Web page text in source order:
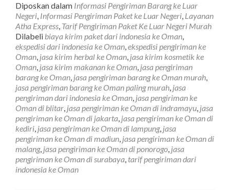
about
Jasa
Pengiriman
Barang
ke
Oman
Tarif
Paling
Murah
Diposkan dalam Informasi Pengiriman Barang ke Luar
Negeri, Informasi Pengiriman Paket ke Luar Negeri, Layanan
Atha Express, Tarif Pengiriman Paket Ke Luar Negeri Murah
Dilabeli biaya kirim paket dari indonesia ke Oman,
ekspedisi dari indonesia ke Oman,ekspedisi pengiriman ke
Oman, jasa kirim herbal ke Oman, jasa kirim kosmetik ke
Oman, jasa kirim makanan ke Oman, jasa pengiriman
barang ke Oman, jasa pengiriman barang ke Oman murah,
jasa pengiriman barang ke Oman paling murah, jasa
pengiriman dari indonesia ke Oman, jasa pengiriman ke
Oman di blitar, jasa pengiriman ke Oman di indramayu, jasa
pengiriman ke Oman di jakarta, jasa pengiriman ke Oman di
kediri, jasa pengiriman ke Oman di lampung, jasa
pengiriman ke Oman di madiun, jasa pengiriman ke Oman di
malang, jasa pengiriman ke Oman di ponorogo, jasa
pengiriman ke Oman di surabaya, tarif pengiriman dari
indonesia ke Oman